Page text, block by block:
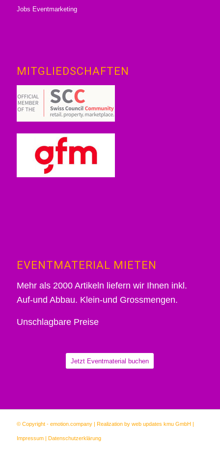
Jobs Eventmarketing
MITGLIEDSCHAFTEN
EVENTMATERIAL MIETEN
Mehr als 2000 Artikeln liefern wir Ihnen inkl.
Auf-und Abbau. Klein-und Grossmengen.
Unschlagbare Preise
Jetzt Eventmaterial buchen
© Copyright - emotion.company| Realization by web updates kmu GmbH |
Impressum| Datenschutzerklärung